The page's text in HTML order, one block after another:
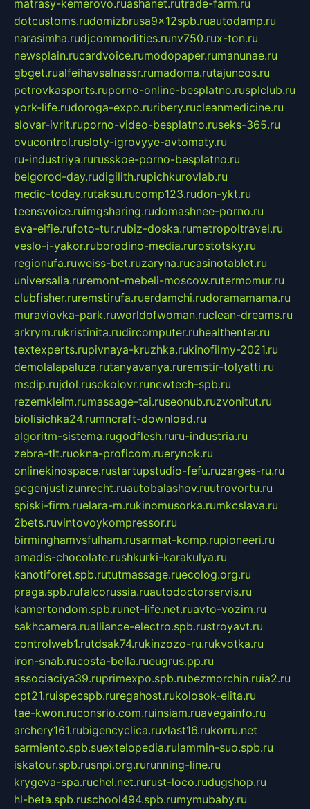
matrasy-kemerovo.ruashanet.rutrade-farm.ru
dotcustoms.rudomizbrusa9x12spb.ruautodamp.ru
narasimha.rudjcommodities.runv750.rux-ton.ru
newsplain.rucardvoice.rumodopaper.rumanunae.ru
gbget.rualfeihavsalnassr.rumadoma.rutajuncos.ru
petrovkasports.ruporno-online-besplatno.rusplclub.ru
york-life.rudoroga-expo.ruribery.rucleanmedicine.ru
slovar-ivrit.ruporno-video-besplatno.ruseks-365.ru
ovucontrol.rusloty-igrovyye-avtomaty.ru
ru-industriya.rurusskoe-porno-besplatno.ru
belgorod-day.rudigilith.rupichkurovlab.ru
medic-today.rutaksu.rucomp123.rudon-ykt.ru
teensvoice.ruimgsharing.rudomashnee-porno.ru
eva-elfie.rufoto-tur.rubiz-doska.rumetropoltravel.ru
veslo-i-yakor.ruborodino-media.rurostotsky.ru
regionufa.ruweiss-bet.ruzaryna.rucasinotablet.ru
universalia.ruremont-mebeli-moscow.rutermomur.ru
clubfisher.ruremstirufa.ruerdamchi.rudoramamama.ru
muraviovka-park.ruworldofwoman.ruclean-dreams.ru
arkrym.rukristinita.rudircomputer.ruhealthenter.ru
textexperts.rupivnaya-kruzhka.rukinofilmy-2021.ru
demolalapaluza.rutanyavanya.ruremstir-tolyatti.ru
msdip.rujdol.rusokolovr.runewtech-spb.ru
rezemkleim.rumassage-tai.ruseonub.ruzvonitut.ru
biolisichka24.rumncraft-download.ru
algoritm-sistema.rugodflesh.ruru-industria.ru
zebra-tlt.ruokna-proficom.ruerynok.ru
onlinekinospace.rustartupstudio-fefu.ruzarges-ru.ru
gegenjustizunrecht.ruautobalashov.ruutrovortu.ru
spiski-firm.ruelara-m.rukinomusorka.rumkcslava.ru
2bets.ruvintovoykompressor.ru
birminghamvsfulham.rusarmat-komp.rupioneeri.ru
amadis-chocolate.rushkurki-karakulya.ru
kanotiforet.spb.rututmassage.ruecolog.org.ru
praga.spb.rufalcorussia.ruautodoctorservis.ru
kamertondom.spb.runet-life.net.ruavto-vozim.ru
sakhcamera.rualliance-electro.spb.rustroyavt.ru
controlweb1.rutdsak74.rukinzozo-ru.rukvotka.ru
iron-snab.rucosta-bella.rueugrus.pp.ru
associaciya39.ruprimexpo.spb.rubezmorchin.ruia2.ru
cpt21.ruispecspb.ruregahost.rukolosok-elita.ru
tae-kwon.ruconsrio.com.ruinsiam.ruavegainfo.ru
archery161.rubigencyclica.ruvlast16.rukorru.net
sarmiento.spb.suextelopedia.rulammin-suo.spb.ru
iskatour.spb.rusnpi.org.rurunning-line.ru
krygeva-spa.ruchel.net.rurust-loco.rudugshop.ru
hl-beta.spb.ruschool494.spb.rumymubaby.ru